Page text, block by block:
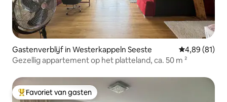
Gastenverblijf in Westerkappeln Seeste Gemiddelde
4,89 (81)
Gezellig appartement op het platteland, ca. 50 m ²
Topfavoriet van gasten
Favoriet van gasten